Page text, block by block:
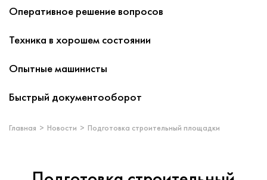
Оперативное решение вопросов
Техника в хорошем состоянии
Опытные машинисты
Быстрый документооборот
Главная Новости Подготовка строительный площадки